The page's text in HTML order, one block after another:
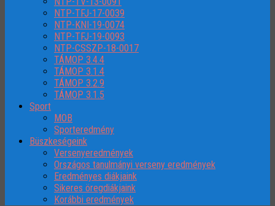
NTP-TFJ-17-0039
NTP-KNI-19-0074
NTP-TFJ-19-0093
NTP-CSSZP-18-0017
TÁMOP 3.4.4
TÁMOP 3.1.4
TÁMOP 3.2.9
TÁMOP 3.1.5
Sport
MOB
Sporteredmény
Büszkeségeink
Versenyeredmények
Országos tanulmányi verseny eredmények
Eredményes diákjaink
Sikeres öregdiákjaink
Korábbi eredmények